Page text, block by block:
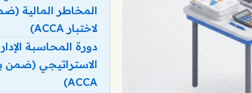
المخاطر المالية
لاختبار ACCA)
دورة المحاسبة
الاستراتيجي (ضمن
ACCA)